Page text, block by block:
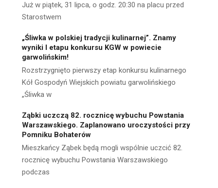
Już w piątek, 31 lipca, o godz. 20:30 na placu przed
Starostwem
„Śliwka w polskiej tradycji kulinarnej”. Znamy
wyniki I etapu konkursu KGW w powiecie
garwolińskim!
Rozstrzygnięto pierwszy etap konkursu kulinarnego
Kół Gospodyń Wiejskich powiatu garwolińskiego
„Śliwka w
Ząbki uczczą 82. rocznicę wybuchu Powstania
Warszawskiego. Zaplanowano uroczystości przy
Pomniku Bohaterów
Mieszkańcy Ząbek będą mogli wspólnie uczcić 82.
rocznicę wybuchu Powstania Warszawskiego
podczas